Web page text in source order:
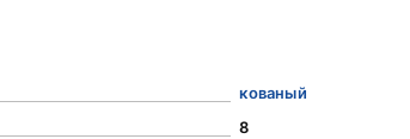
кованый
8